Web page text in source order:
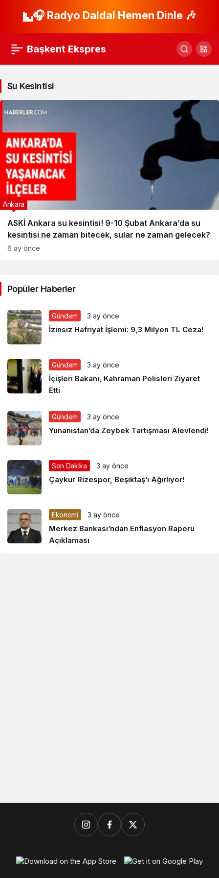
🎧 Radyo Daldal Hemen Dinle 🎶
Başkent Ekspres
Su Kesintisi
ASKİ Ankara su kesintisi! 9-10 Şubat Ankara’da su
kesintisi ne zaman bitecek, sular ne zaman gelecek?
Ankara
6 ay önce
Popüler Haberler
Gündem 3 ay önce
İzinsiz Hafriyat İşlemi: 9,3 Milyon TL Ceza!
Gündem 3 ay önce
İçişleri Bakanı, Kahraman Polisleri Ziyaret
Etti
Gündem 3 ay önce
Yunanistan’da Zeybek Tartışması Alevlendi!
Son Dakika 3 ay önce
Çaykur Rizespor, Beşiktaş’ı Ağırlıyor!
Ekonomi 3 ay önce
Merkez Bankası’ndan Enflasyon Raporu
Açıklaması